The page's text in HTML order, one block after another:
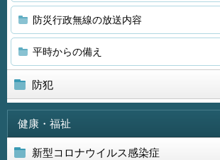
防災行政無線の放送内容
平時からの備え
防犯
健康・福祉
新型コロナウイルス感染症